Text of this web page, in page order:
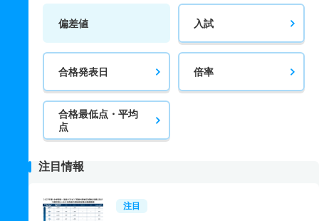
偏差値 入試
合格発表日 倍率
合格最低点・平均
点
注目情報
注目